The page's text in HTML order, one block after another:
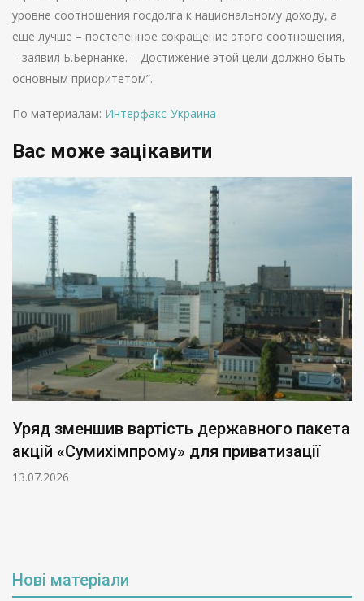
уровне соотношения госдолга к национальному доходу, а
еще лучше – постепенное сокращение этого соотношения,
– заявил Б.Бернанке. – Достижение этой цели должно быть
основным приоритетом”.
По материалам: Интерфакс-Украина
Вас може зацікавити
Уряд зменшив вартість державного пакета
акцій «Сумихімпрому» для приватизації
13.07.2026
Нові матеріали